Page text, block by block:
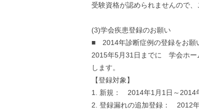
受験資格が認められませんので、
(3)学会疾患登録のお願い
■ 2014年診断症例の登録をお願
2015年5月31日までに 学会ホー
します。
【登録対象】
1. 新規： 2014年1月1日～2014
2. 登録漏れの追加登録： 2012